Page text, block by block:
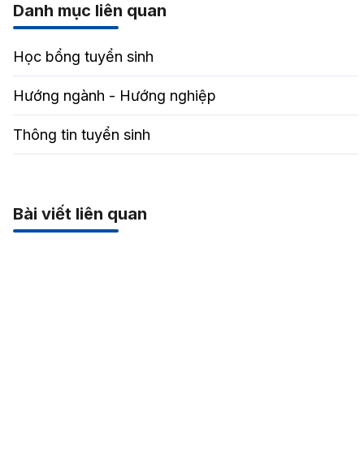
Danh mục liên quan
Học bổng tuyển sinh
Hướng ngành - Hướng nghiệp
Thông tin tuyển sinh
Bài viết liên quan